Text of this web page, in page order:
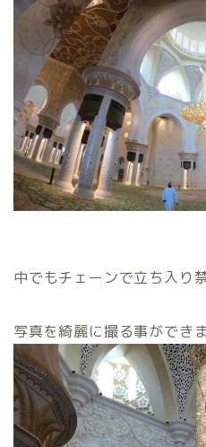
中でもチェーンで立ち入り
写真を綺麗に撮る事ができま